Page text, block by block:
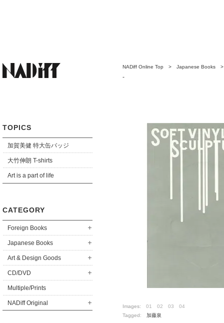
TOPICS
加賀美健 特大缶バッジ
大竹伸朗 T-shirts
Art is a part of life
CATEGORY
Foreign Books
Japanese Books
Art & Design Goods
CD/DVD
Multiple/Prints
NADiff Original
NADiff Online Top > Japanese Books
-
Images: 01 02 03
04
Tagged: 加藤泉